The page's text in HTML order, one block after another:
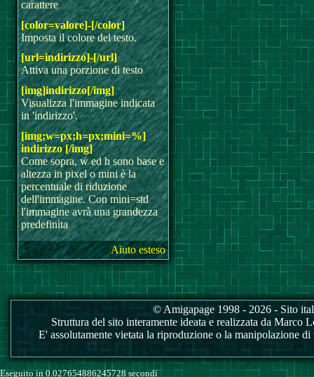
carattere
[color=valore]-[/color]
Imposta il colore del testo.
[url=indirizzo]-[/url]
Attiva una porzione di testo
[img]indirizzo[/img]
Visualizza l'immagine indicata
in 'indirizzo'.
[img;w=px;h=px;mini=%]
indirizzo [/img]
Come sopra, w ed h sono base e
altezza in pixel o mini è la
percentuale di riduzione
dell'immagine. Con mini=std
l'immagine avrà una grandezza
predefinita
Aiuto esteso
© Amigapage 1998 - 2026 - Sito
Struttura del sito interamente ideata e realizzata da
E' assolutamente vietata la riproduzione o la manipolazione
Eseguito in 0.027654886245728 secondi